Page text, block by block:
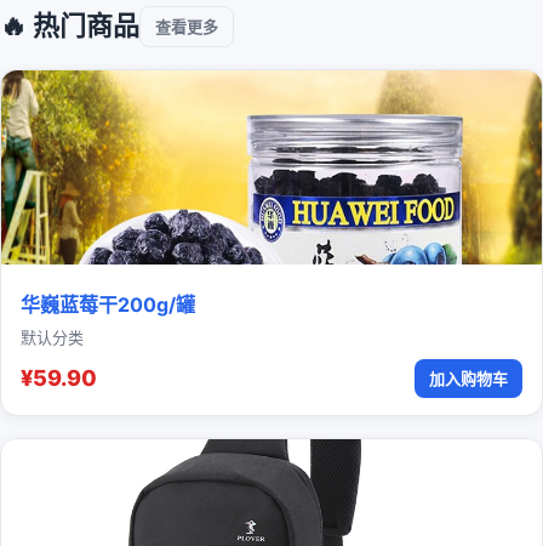
🔥 热门商品 查看更多
华巍蓝莓干200g/罐
默认分类
¥59.90 加入购物车